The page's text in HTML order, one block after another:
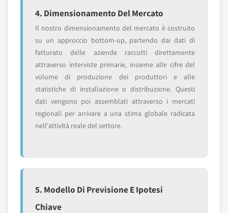
4. Dimensionamento Del Mercato
Il nostro dimensionamento del mercato è costruito
su un approccio bottom-up, partendo dai dati di
fatturato delle aziende raccolti direttamente
attraverso interviste primarie, insieme alle cifre del
volume di produzione dei produttori e alle
statistiche di installazione o distribuzione. Questi
dati vengono poi assemblati attraverso i mercati
regionali per arrivare a una stima globale radicata
nell'attività reale del settore.
5. Modello Di Previsione E Ipotesi
Chiave